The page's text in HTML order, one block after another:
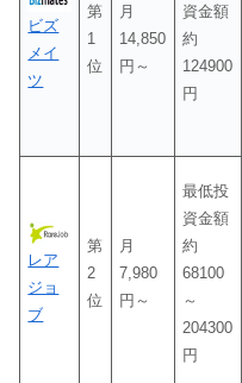
ビズ
メイ
ツ
第
1
位
月
14,850
円～
資金額
約
124900
円
レア
ジョ
ブ
第
2
位
月
7,980
円～
最低投
資金額
約
68100
～
204300
円